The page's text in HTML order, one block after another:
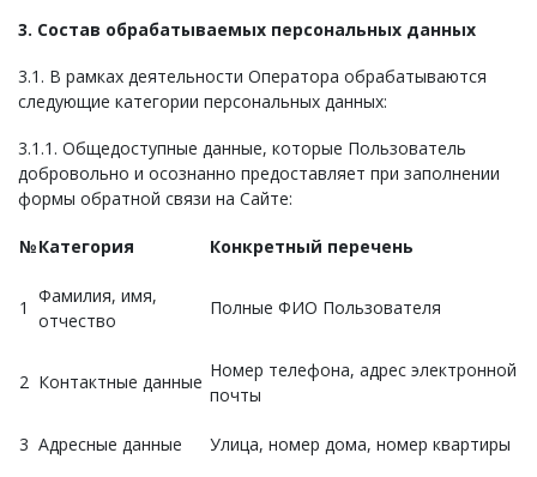
3. Состав обрабатываемых персональных данных
3.1. В рамках деятельности Оператора обрабатываются
следующие категории персональных данных:
3.1.1. Общедоступные данные, которые Пользователь
добровольно и осознанно предоставляет при заполнении
формы обратной связи на Сайте:
№Категория Конкретный перечень
1
Фамилия, имя,
отчество
Полные ФИО Пользователя
2 Контактные данные
Номер телефона, адрес электронной
почты
3 Адресные данные Улица, номер дома, номер квартиры